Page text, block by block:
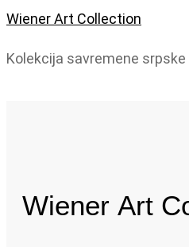
Wiener Art Collection
Kolekcija savremene
Wiener Art